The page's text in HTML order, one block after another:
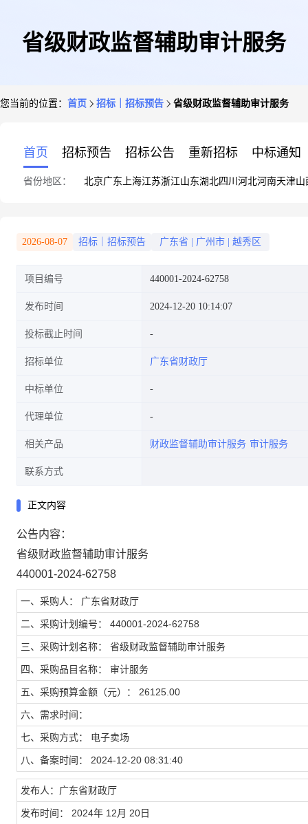
省级财政监督辅助审计服务
您当前的位置： 首页 招标｜招标预告 省级财政监督辅助审计服务
首页 招标预告 招标公告 重新招标 中标通知
省份地区： 北京广东 上海江苏浙江山东湖北四川 河北河南天津山
2026-08-07 招标｜招标预告 广东省 广州市 越秀区
项目编号 440001-2024-62758
发布时间 2024-12-20 10:14:07
投标截止时间
招标单位 广东省财政厅
中标单位
代理单位
相关产品 财政监督辅助审计服务 审计服务
联系方式
正文内容
公告内容：
省级财政监督辅助审计服务
440001-2024-62758
一、采购人： 广东省财政厅
二、采购计划编号： 440001-2024-62758
三、采购计划名称： 省级财政监督辅助审计服务
四、采购品目名称： 审计服务
五、采购预算金额（元）： 26125.00
六、需求时间：
七、采购方式： 电子卖场
八、备案时间： 2024-12-20 08:31:40
发布人：广东省财政厅
发布时间： 2024年 12月 20日